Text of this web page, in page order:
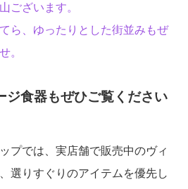
ございます。
ら、ゆったりとした街並みもぜ
。
ジ食器もぜひご覧ください
プでは、実店舗で販売中のヴィ
選りすぐりのアイテムを優先し